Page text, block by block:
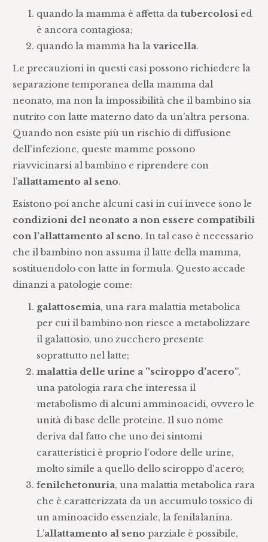
quando la mamma è affetta datubercolosi ed
è ancora contagiosa;
quando la mamma ha lavaricella.
Le precauzioni in questi casi possono richiedere la
separazione temporanea della mamma dal
neonato, ma non la impossibilità che il bambino sia
nutrito con latte materno dato da un’altra persona.
Quando non esiste più un rischio di diffusione
dell'infezione, queste mamme possono
riavvicinarsi al bambino e riprendere con
l’allattamento al seno.
Esistono poi anche alcuni casi in cui invece sono le
condizioni del neonato a non essere compatibili
con l’allattamento al seno. In tal caso è necessario
che il bambino non assuma il latte della mamma,
sostituendolo con latte in formula. Questo accade
dinanzi a patologie come:
galattosemia, una rara malattia metabolica
per cui il bambino non riesce a metabolizzare
il galattosio, uno zucchero presente
soprattutto nel latte;
malattia delle urine a ''sciroppo d'acero'',
una patologia rara che interessa il
metabolismo di alcuni amminoacidi, ovvero le
unità di base delle proteine. Il suo nome
deriva dal fatto che uno dei sintomi
caratteristici è proprio l'odore delle urine,
molto simile a quello dello sciroppo d'acero;
fenilchetonuria, una malattia metabolica rara
che è caratterizzata da un accumulo tossico di
un aminoacido essenziale, la fenilalanina.
L’allattamento al seno parziale è possibile,